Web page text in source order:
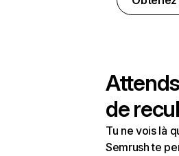
de
Tu ne vois là
Semrush te